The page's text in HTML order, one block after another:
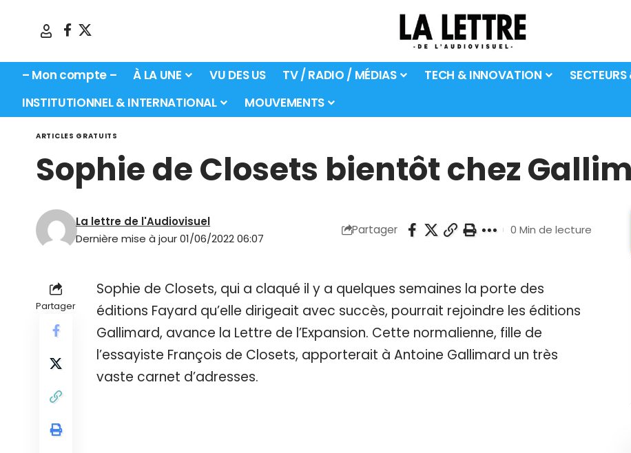
– Mon compte – À LA UNE VU DES US TV / RADIO / MÉDIAS TECH & INNOVATION
INSTITUTIONNEL & INTERNATIONAL
MOUVEMENTS
ARTICLES GRATUITS
Sophie de Closets bientôt chez
Dernière mise à jour 01/06/2022 06:07
La lettre de l'Audiovisuel
Partager 0 Min de lecture
Partager
Sophie de Closets, qui a claqué il y a quelques semaines la porte des
éditions Fayard qu’elle dirigeait avec succès, pourrait rejoindre les éditions
Gallimard, avance la Lettre de l’Expansion. Cette normalienne, fille de
l’essayiste François de Closets, apporterait à Antoine Gallimard un très
vaste carnet d’adresses.